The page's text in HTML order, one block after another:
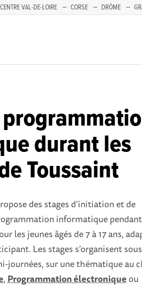
CENTRE VAL-DE-LOIRE CORSE DRÔME
durant les
Toussaint
des stages d’initiation et de
informatique
les jeunes âgés de 7 à 17 ans,
Les stages s’organisent
journées, sur une thématique au
, Programmation électronique ou